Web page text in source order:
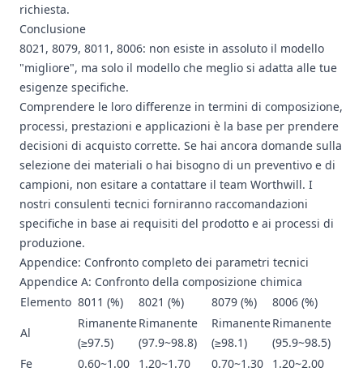
richiesta.
Conclusione
8021, 8079, 8011, 8006: non esiste in assoluto il modello
"migliore", ma solo il modello che meglio si adatta alle tue
esigenze specifiche.
Comprendere le loro differenze in termini di composizione,
processi, prestazioni e applicazioni è la base per prendere
decisioni di acquisto corrette. Se hai ancora domande sulla
selezione dei materiali o hai bisogno di un preventivo e di
campioni, non esitare a contattare il team Worthwill. I
nostri consulenti tecnici forniranno raccomandazioni
specifiche in base ai requisiti del prodotto e ai processi di
produzione.
Appendice: Confronto completo dei parametri tecnici
Appendice A: Confronto della composizione chimica
Elemento 8011 (%) 8021 (%) 8079 (%)
8006 (%)
Al
Rimanente
(≥97.5)
Rimanente
(97.9~98.8)
Rimanente
(≥98.1)
Rimanente
(95.9~98.5)
Fe
0.60~1.00 1.20~1.70 0.70~1.30
1.20~2.00